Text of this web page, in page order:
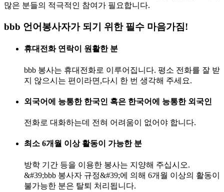
많은 분들의 적극적인 참여가 필요합니다.
bbb 언어봉사자가 되기 위한 필수 마음가짐!
휴대전화 연락이 원활한 분
bbb 봉사는 휴대전화로 이루어집니다. 평소 전화를 잘 받
지 않으시는 편이라면,다시 한 번 생각해 주세요.
외국어에 능통한 한국인 혹은 한국어에 능통한 외국인
전화로 대화하는데 전혀 어려움이 없어야 합니다.
최소 6개월 이상 활동이 가능한 분
방학 기간 등을 이용한 봉사는 지양해 주십시오.
&#39;bbb 봉사자 규정&#39;에 의해 6개월 이상의 활동이
불가능한 분은 탈퇴 처리됩니다.